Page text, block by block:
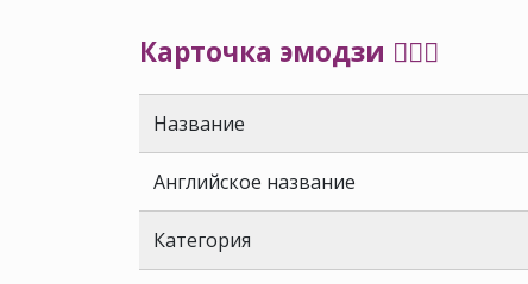
Карточка эмодзи 👮🏾‍♂️
Название
Английское название
Категория